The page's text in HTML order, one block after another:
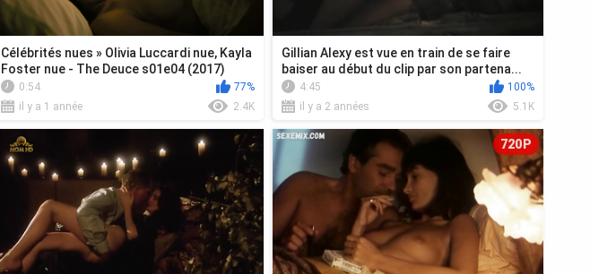
Célébrités nues » Olivia Luccardi nue, Kayla
Foster nue - The Deuce s01e04 (2017)
0:54
77%
il y a 1 année
2.4K
Gillian Alexy est vue en train de se faire
baiser au début du clip par son partena...
4:45
100%
il y a 2 années
5.1K
720P